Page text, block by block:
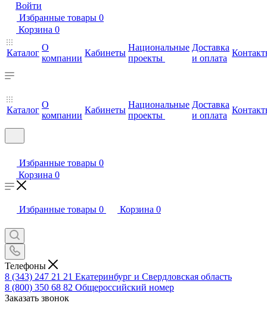
Войти
Избранные товары 0
Корзина 0
Каталог
О
компании
Кабинеты
Национальные
проекты
Доставка
и оплата
Каталог
О
компании
Кабинеты
Национальные
проекты
Доставка
и оплата
Избранные товары 0
Корзина 0
Избранные товары 0 Корзина 0
Телефоны
8 (343) 247 21 21 Екатеринбург и Свердловская область
8 (800) 350 68 82 Общероссийский номер
Заказать звонок